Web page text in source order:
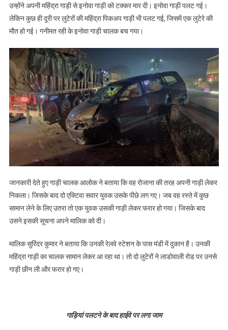
उन्होंने अपनी महिंद्रा गाड़ी से इनोवा गाड़ी को टक्कर मार दी। इनोवा गाड़ी पलट गई।
लेकिन कुछ ही दूरी पर लुटेरों की महिंद्रा पिकअप गाड़ी भी पलट गई, जिसमें एक लुटेरे की
मौत हो गई। गनीमत रही के इनोवा गाड़ी चालक बच गया।
जानकारी देते हुए गाड़ी चालक आलोक ने बताया कि वह रोजाना की तरह अपनी गाड़ी लेकर
निकला। जिसके बाद दो एक्टिवा सवार युवक उसके पीछे लग गए। जब वह रस्ते में कुछ
सामान लेने के लिए उतरा तो एक युवक उसकी गाड़ी लेकर फरार हो गया। जिसके बाद
उसने इसकी सूचना अपने मालिक को दी।
मालिक सुरिंदर कुमार ने बताया कि उनकी रेलवे स्टेशन के पास मंडी में दुकान है। उनकी
महिंद्रा गाड़ी का चालक सामान लेकर आ रहा था। तो दो लुटेरों ने लाडोवाली रोड पर उनसे
गाड़ी छीन ली और फरार हो गए।
गाड़ियां पलटने के बाद हाईवे पर लगा जाम